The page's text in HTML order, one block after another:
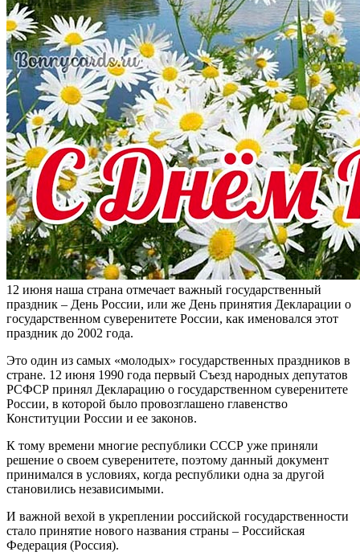
12 июня наша страна отмечает важный государственный
праздник – День России, или же День принятия Декларации о
государственном суверенитете России, как именовался этот
праздник до 2002 года.
Это один из самых «молодых» государственных праздников в
стране. 12 июня 1990 года первый Съезд народных депутатов
РСФСР принял Декларацию о государственном суверенитете
России, в которой было провозглашено главенство
Конституции России и ее законов.
К тому времени многие республики СССР уже приняли
решение о своем суверенитете, поэтому данный документ
принимался в условиях, когда республики одна за другой
становились независимыми.
И важной вехой в укреплении российской государственности
стало принятие нового названия страны – Российская
Федерация (Россия).